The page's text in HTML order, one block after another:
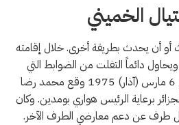
الخميني
أن يحدث بطريقة أخرى. خلال إقامته
دائماً التفلت من الضوابط التي
تفرضها شروط الاستضافة. في 6 مارس (آذار) 1975 وقع محمد رضا
برعاية الرئيس هواري بومدين. وكان
كل طرف عن دعم معارضي الطرف الآخر.